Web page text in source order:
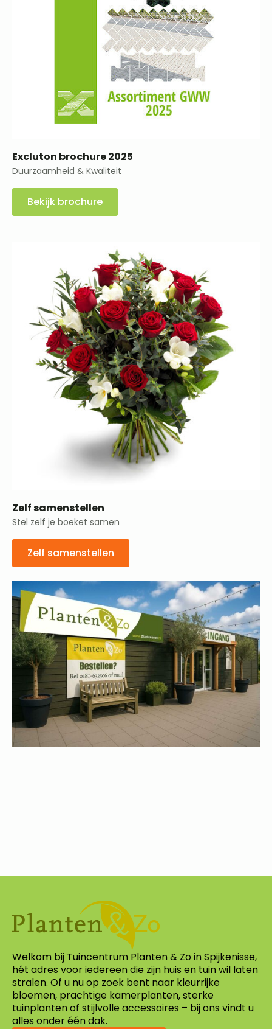
Excluton brochure 2025
Duurzaamheid & Kwaliteit
Bekijk brochure
Zelf samenstellen
Stel zelf je boeket samen
Zelf samenstellen
Welkom bij Tuincentrum Planten & Zo in Spijkenisse,
hét adres voor iedereen die zijn huis en tuin wil laten
stralen. Of u nu op zoek bent naar kleurrijke
bloemen, prachtige kamerplanten, sterke
tuinplanten of stijlvolle accessoires – bij ons vindt u
alles onder één dak.